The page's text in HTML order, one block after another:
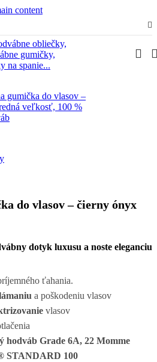
content
do vlasov – čierny ónyx
dotyk luxusu a noste eleganciu
ťahania.
a poškodeniu vlasov
vlasov
hodváb Grade 6A, 22 Momme
STANDARD 100